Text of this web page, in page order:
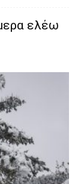
ελέω